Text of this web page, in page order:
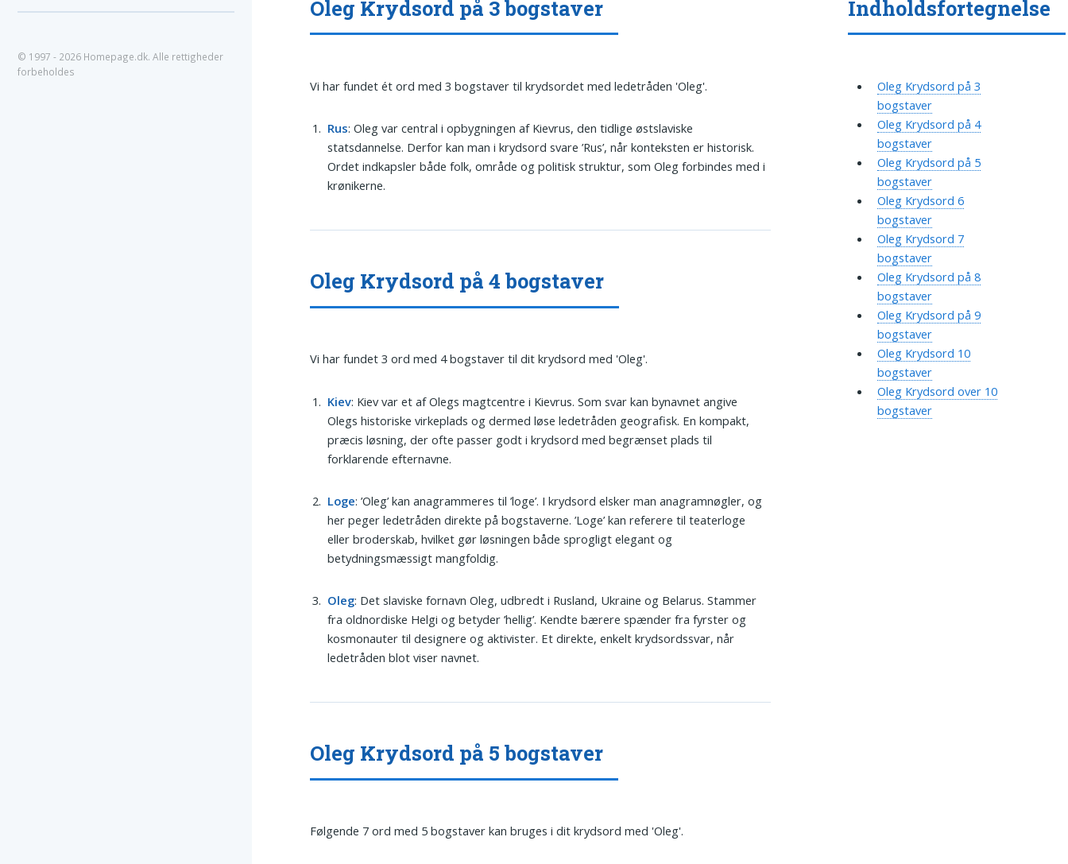
Oleg Krydsord på 3 bogstaver
Vi har fundet ét ord med 3 bogstaver til krydsordet med ledetråden 'Oleg'.
Rus: Oleg var central i opbygningen af Kievrus, den tidlige østslaviske
statsdannelse. Derfor kan man i krydsord svare ’Rus’, når konteksten er historisk.
Ordet indkapsler både folk, område og politisk struktur, som Oleg forbindes med i
krønikerne.
Oleg Krydsord på 4 bogstaver
Vi har fundet 3 ord med 4 bogstaver til dit krydsord med 'Oleg'.
Kiev: Kiev var et af Olegs magtcentre i Kievrus. Som svar kan bynavnet angive
Olegs historiske virkeplads og dermed løse ledetråden geografisk. En kompakt,
præcis løsning, der ofte passer godt i krydsord med begrænset plads til
forklarende efternavne.
Loge: ’Oleg’ kan anagrammeres til ’loge’. I krydsord elsker man anagramnøgler, og
her peger ledetråden direkte på bogstaverne. ’Loge’ kan referere til teaterloge
eller broderskab, hvilket gør løsningen både sprogligt elegant og
betydningsmæssigt mangfoldig.
Oleg: Det slaviske fornavn Oleg, udbredt i Rusland, Ukraine og Belarus. Stammer
fra oldnordiske Helgi og betyder ’hellig’. Kendte bærere spænder fra fyrster og
kosmonauter til designere og aktivister. Et direkte, enkelt krydsordssvar, når
ledetråden blot viser navnet.
Oleg Krydsord på 5 bogstaver
Følgende 7 ord med 5 bogstaver kan bruges i dit krydsord med 'Oleg'.
Indholdsfortegnelse
Oleg Krydsord på 3
bogstaver
Oleg Krydsord på 4
bogstaver
Oleg Krydsord på 5
bogstaver
Oleg Krydsord 6
bogstaver
Oleg Krydsord 7
bogstaver
Oleg Krydsord på 8
bogstaver
Oleg Krydsord på 9
bogstaver
Oleg Krydsord 10
bogstaver
Oleg Krydsord over 10
bogstaver
© 1997 - 2026 Homepage.dk. Alle rettigheder
forbeholdes